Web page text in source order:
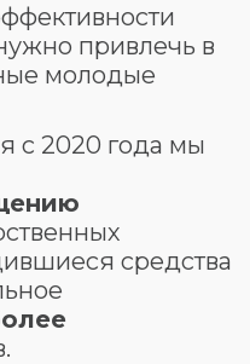
привлечь в
молодые
с 2020 года мы
средства